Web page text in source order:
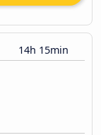
14h 15min